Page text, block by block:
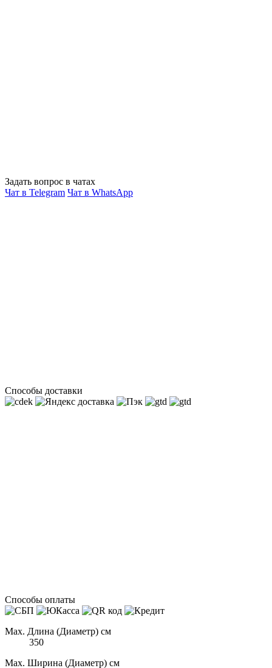
Задать вопрос в чатах
Чат в Telegram Чат в WhatsApp
Способы доставки
Способы оплаты
Max. Длина (Диаметр) см
350
Max. Ширина (Диаметр) см